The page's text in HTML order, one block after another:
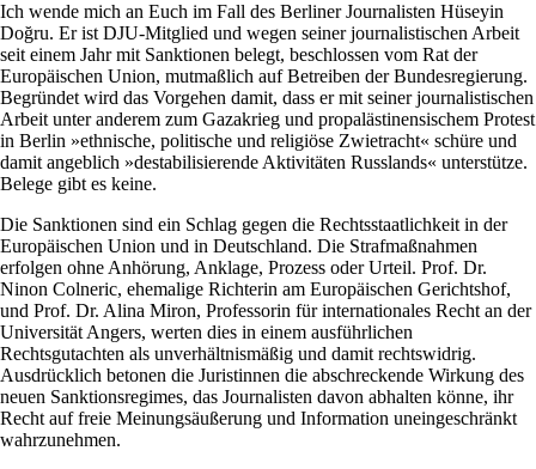
Ich wende mich an Euch im Fall des Berliner Journalisten Hüseyin
Doğru. Er ist DJU-Mitglied und wegen seiner journalistischen Arbeit
seit einem Jahr mit Sanktionen belegt, beschlossen vom Rat der
Europäischen Union, mutmaßlich auf Betreiben der Bundesregierung.
Begründet wird das Vorgehen damit, dass er mit seiner journalistischen
Arbeit unter anderem zum Gazakrieg und propalästinensischem Protest
in Berlin »ethnische, politische und religiöse Zwietracht« schüre und
damit angeblich »destabilisierende Aktivitäten Russlands« unterstütze.
Belege gibt es keine.
Die Sanktionen sind ein Schlag gegen die Rechtsstaatlichkeit in der
Europäischen Union und in Deutschland. Die Strafmaßnahmen
erfolgen ohne Anhörung, Anklage, Prozess oder Urteil. Prof. Dr.
Ninon Colneric, ehemalige Richterin am Europäischen Gerichtshof,
und Prof. Dr. Alina Miron, Professorin für internationales Recht an der
Universität Angers, werten dies in einem ausführlichen
Rechtsgutachten als unverhältnismäßig und damit rechtswidrig.
Ausdrücklich betonen die Juristinnen die abschreckende Wirkung des
neuen Sanktionsregimes, das Journalisten davon abhalten könne, ihr
Recht auf freie Meinungsäußerung und Information uneingeschränkt
wahrzunehmen.